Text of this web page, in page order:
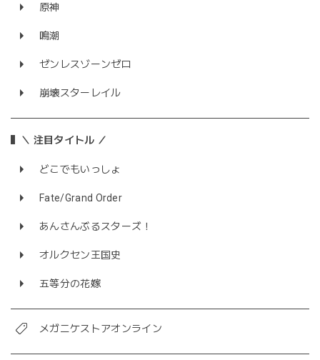
原神
鳴潮
ゼンレスゾーンゼロ
崩壊スターレイル
＼ 注目タイトル ／
どこでもいっしょ
Fate/Grand Order
あんさんぶるスターズ！
オルクセン王国史
五等分の花嫁
メガニケストアオンライン